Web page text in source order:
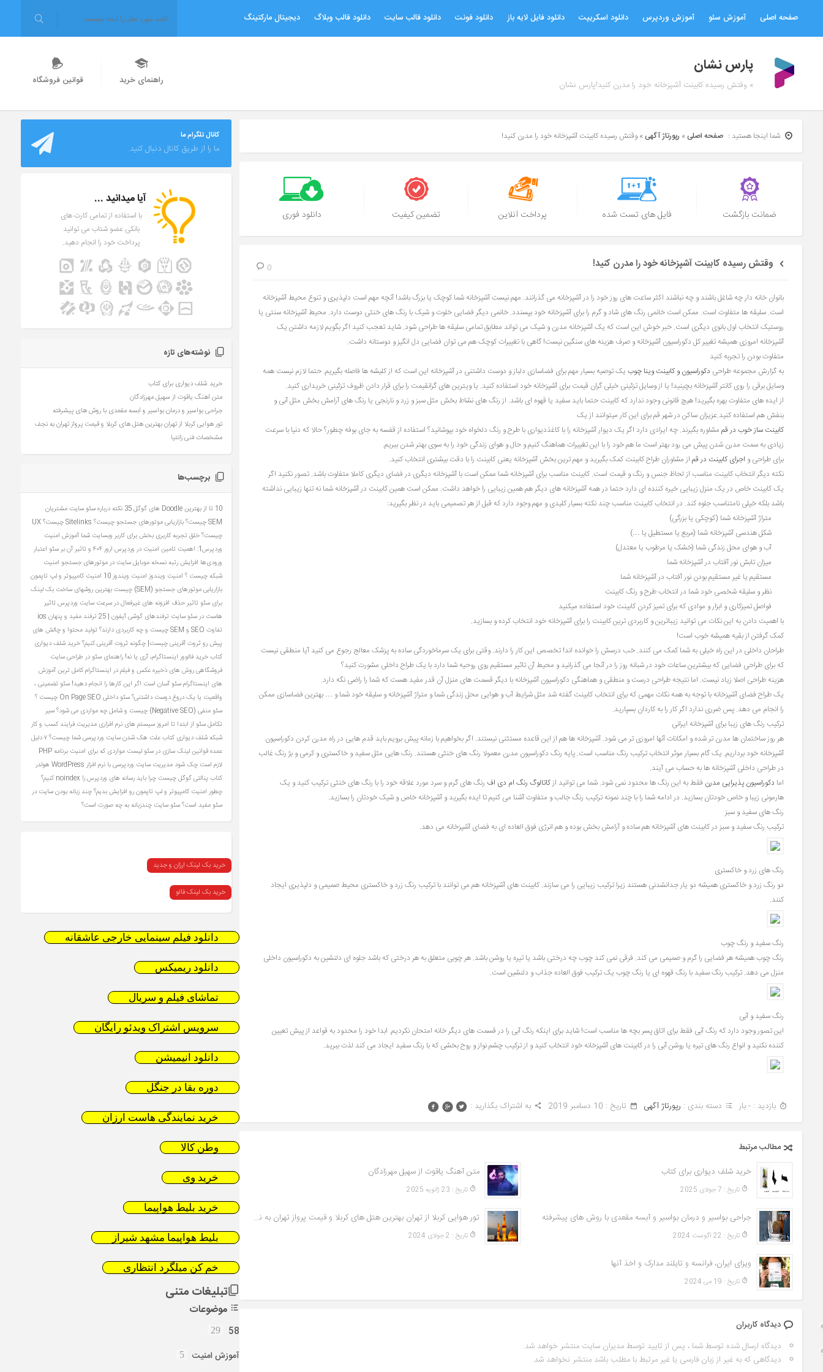
صفحه اصلی آموزش سئو آموزش وردپرس دانلود اسکریپت دانلود فایل لایه باز دانلود فونت دانلود قالب سایت دانلود قالب وبلاگ دیجیتال مارکتینگ
پارس نشان
» وقتش رسیده کابینت آشپزخانه خود را مدرن کنید!پارس نشان راهنمای خرید قوانین فروشگاه
شما اینجا هستید : صفحه اصلی» رپورتاژ آگهی» وقتش رسیده کابینت آشپزخانه خود را مدرن کنید!
ضمانت بازگشت فایل های تست شده پرداخت آنلاین تضمین کیفیت دانلود فوری
وقتش رسیده کابینت آشپزخانه خود را مدرن کنید! 0
بانوان خانه دار چه شاغل باشند و چه نباشند اکثر ساعت های روز خود را در آشپزخانه می گذرانند. مهم نیست آشپزخانه شما کوچک یا بزرگ باشد! آنچه مهم است دلپذیری و تنوع محیط آشپزخانه
است. سلیقه ها متفاوت است. ممکن است خانمی رنگ های شاد و گرم را برای آشپزخانه خود بپسندد. خانمی دیگر فضایی خلوت و شیک با رنگ های خنثی دوست دارد. محیط آشپزخانه سنتی یا
روستیک انتخاب اول بانوی دیگری است. خبر خوش این است که یک آشپزخانه مدرن و شیک می تواند مطابق تمامی سلیقه ها طراحی شود. شاید تعجب کنید اگر بگویم لازمه داشتن یک
آشپزخانه امروزی همیشه تغییر کل دکوراسیون آشپزخانه و صرف هزینه های سنگین نیست! گاهی با تغییرات کوچک هم می توان فضایی دل انگیز و دوستانه داشت.
متفاوت بودن را تجربه کنید
به گزارش مجموعه طراحی دکوراسیون و کابینت وینا چوبیک توصیه بسیار مهم برای فضاسازی دلباز و دوست داشتنی در آشپزخانه این است که از کلیشه ها فاصله بگیریم. حتما لازم نیست همه
وسایل برقی را روی کانتر آشپزخانه بچینید! یا از وسایل تزئینی خیلی گران قیمت برای آشپزخانه خود استفاده کنید. یا ویترین های گرانقیمت را برای قرار دادن ظروف تزئینی خریداری کنید.
از ایده های متفاوت بهره بگیرید! هیچ قانونی وجود ندارد که کابینت حتما باید سفید یا قهوه ای باشد. از رنگ های نشاط بخش مثل سبز و زرد و نارنجی یا رنگ های آرامش بخش مثل آبی و
بنفش هم استفاده کنید.عزیزان ساکن در شهر قم برای این کار میتوانند از یک
کابینت ساز خوب در قممشاوره بگیرند. چه ایرادی دارد اگر یک دیوار آشپزخانه را با کاغذدیواری با طرح و رنگ دلخواه خود بپوشانید؟ استفاده از قفسه به جای بوفه چطور؟ حالا که دنیا با سرعت
زیادی به سمت مدرن شدن پیش می رود بهتر است ما هم خود را با این تغییرات هماهنگ کنیم و حال و هوای زندگی خود را به سوی بهتر شدن ببریم.
برای طراحی و اجرای کابینت در قماز مشاوران طراح کابینت کمک بگیرید و مهم ترین بخش آشپزخانه یعنی کابینت را با دقت بیشتری انتخاب کنید.
نکته دیگر انتخاب کابینت مناسب از لحاظ جنس و رنگ و قیمت است. کابینت مناسب برای آشپزخانه شما ممکن است با آشپزخانه دیگری در فضای دیگری کاملا متفاوت باشد. تصور نکنید اگر
یک کابینت خاص در یک منزل زیبایی خیره کننده ای دارد حتما در همه آشپزخانه های دیگر هم همین زیبایی را خواهد داشت. ممکن است همین کابینت در آشپزخانه شما نه تنها زیبایی نداشته
باشد بلکه خیلی نامتناسب جلوه کند. در انتخاب کابینت مناسب چند نکته بسیار کلیدی و مهم وجود دارد که قبل از هر تصمیمی باید در نظر بگیرید:
متراژ آشپزخانه شما (کوچکی یا بزرگی)
شکل هندسی آشپزخانه شما (مربع یا مستطیل یا …)
آب و هوای محل زندگی شما (خشک یا مرطوب یا معتدل)
میزان تابش نور آفتاب در آشپزخانه شما
مستقیم یا غیر مستقیم بودن نور آفتاب در آشپزخانه شما
نظر و سلیقه شخصی خود شما در انتخاب طرح و رنگ کابینت
فواصل تمیزکاری و ابزار و موادی که برای تمیز کردن کابینت خود استفاده میکنید
با اهمیت دادن به این نکات می توانید زیباترین و کاربردی ترین کابینت را برای آشپزخانه خود انتخاب کرده و بسازید.
کمک گرفتن از بقیه همیشه خوب است!
طراحان داخلی در این راه خیلی به شما کمک می کنند. خب درسش را خوانده اند! تخصص این کار را دارند. وقتی برای یک سرماخوردگی ساده به پزشک معالج رجوع می کنید آیا منطقی نیست
که برای طراحی فضایی که بیشترین ساعات خود در شبانه روز را در آنجا می گذرانید و محیط آن تاثیر مستقیم روی روحیه شما دارد با یک طراح داخلی مشورت کنید؟
هزینه طراحی اصلا زیاد نیست. اما نتیجه طراحی درست و منطقی و هماهنگی دکوراسیون آشپزخانه با دیگر قسمت های منزل آن قدر مفید هست که شما را راضی نگه دارد.
یک طراح فضای آشپزخانه با توجه به همه نکات مهمی که برای انتخاب کابینت گفته شد مثل شرایط آب و هوایی محل زندگی شما و متراژ آشپزخانه و سلیقه خود شما و … بهترین فضاسازی ممکن
را انجام می دهد. پس ضرری ندارد اگر کار را به کاردان بسپارید.
ترکیب رنگ های زیبا برای آشپزخانه ایرانی
هر روز ساختمان ها مدرن تر شده و امکانات آنها امروزی تر می شود. آشپزخانه ها هم از این قاعده مستثنی نیستند. اگر بخواهیم با زمانه پیش برویم باید قدم هایی در راه مدرن کردن دکوراسیون
آشپزخانه خود برداریم. یک گام بسیار موثر انتخاب ترکیب رنگ مناسب است. پایه رنگ دکوراسیون مدرن معمولا رنگ های خنثی هستند. رنگ هایی مثل سفید و خاکستری و کرمی و بژ رنگ غالب
در طراحی داخلی آشپزخانه ها به حساب می آیند.
اما دکوراسیون پذیرایی مدرن فقط به این رنگ ها محدود نمی شود. شما می توانید ازکاتالوگ رنگ ام دی اف رنگ های گرم و سرد مورد علاقه خود را با رنگ های خنثی ترکیب کنید و یک
هارمونی زیبا و خاص خودتان بسازید. در ادامه شما را با چند نمونه ترکیب رنگ جالب و متفاوت آشنا می کنیم تا ایده بگیرید و آشپزخانه خاص و شیک خودتان را بسازید.
رنگ های سفید و سبز
ترکیب رنگ سفید و سبز در کابینت های آشپزخانه هم ساده و آرامش بخش بوده و هم انرژی فوق العاده ای به فضای آشپزخانه می دهد.
رنگ های زرد و خاکستری
دو رنگ زرد و خاکستری همیشه دو یار جدانشدنی هستند زیرا ترکیب زیبایی را می سازند. کابینت های آشپزخانه هم می توانند با ترکیب رنگ زرد و خاکستری محیط صمیمی و دلپذیری ایجاد
کنند.
رنگ سفید و رنگ چوب
رنگ چوب همیشه هر فضایی را گرم و صمیمی می کند. فرقی نمی کند چوب چه درختی باشد یا تیره یا روشن باشد. هر چوبی متعلق به هر درختی که باشد جلوه ای دلنشین به دکوراسیون داخلی
منزل می دهد. ترکیب رنگ سفید با رنگ قهوه ای یا رنگ چوب یک ترکیب فوق العاده جذاب و دلنشین است.
رنگ سفید و آبی
این تصور وجود دارد که رنگ آبی فقط برای اتاق پسر بچه ها مناسب است! شاید برای اینکه رنگ آبی را در قسمت های دیگر خانه امتحان نکردیم. ابدا خود را محدود به قواعد از پیش تعیین
کننده نکنید و انواع رنگ های تیره یا روشن آبی را در کابینت های آشپزخانه خود انتخاب کنید و از ترکیب چشم نواز و روح بخشی که با رنگ سفید ایجاد می کند لذت ببرید.
بازدید : - بار دسته بندی : رپورتاژ آگهی تاريخ : 10 دسامبر 2019 به اشتراک بگذارید :
مطالب مرتبط
خرید شلف دیواری برای کتاب
تاريخ : 7 جولای 2025
متن آهنگ یاقوت از سهیل مهرزادگان
تاريخ : 23 ژانویه 2025
جراحی بواسیر و درمان بواسیر و آبسه مقعدی با روش های پیشرفته
تاريخ : 22 آگوست 2024
تور هوایی کربلا از تهران بهترین هتل های کربلا و قیمت پرواز تهران به نجف
تاريخ : 2 جولای 2024
ویزای ایران، فرانسه و تایلند مدارک و اخذ آنها
تاريخ : 19 می 2024
دیدگاه کاربران
دیدگاه ارسال شده توسط شما ، پس از تایید توسط مدیران سایت منتشر خواهد شد.
دیدگاهی که به غیر از زبان فارسی یا غیر مرتبط با مطلب باشد منتشر نخواهد شد.
کانال تلگرام ما
ما را از طریق کانال دنبال کنید.
آیا میدانید ...
با استفاده از تمامی کارت های
بانکی عضو شتاب می توانید
پرداخت خود را انجام دهید.
نوشته‌های تازه
خرید شلف دیواری برای کتاب
متن آهنگ یاقوت از سهیل مهرزادگان
جراحی بواسیر و درمان بواسیر و آبسه مقعدی با روش های پیشرفته
تور هوایی کربلا از تهران بهترین هتل های کربلا و قیمت پرواز تهران به نجف
مشخصات فنی زانتیا
برچسب‌ها
10 تا از بهترین Doodle های گوگل
35 نکته درباره سئو سایت مشتریان
SEM چیست؟ بازاریابی موتورهای جستجو چیست؟
Sitelinks چیست؟
UX
چیست؟ خلق تجربه کاربری بخش برای کاربر وبسایت شما آموزش امنیت
وردپرس1: اهمیت تامین امنیت در وردپرس
ارور ۴۰۴ و تاثیر آن بر سئو
اعتبار
ورودی‌ها افزایش رتبه نسخه موبایل سایت در موتورهای جستجو امنیت
شبکه چیست ؟ امنیت ویندوز امنیت ویندوز 10
امنیت کامپیوتر و لپ تاپمون
بازاریابی موتورهای جستجو (SEM) چیست
بهترین روشهای ساخت بک لینک
برای سئو تاثیر حذف افزونه های غیرفعال در سرعت سایت وردپرس تاثیر
هاست در سئو سایت ترفندهای گوشی آیفون | 25 ترفند مفید و پنهان ios
تفاوت SEO و SEM چیست و چه کاربردی دارند؟
تولید محتوا و چالش های
پیش روثروت آفرینی چیست| چگونه ثروت آفرینی کنیم؟خرید شلف دیواری
کتابخرید فالوور اینستاگرام، آری یا نه! راهنمای سئو در طراحی سایت
فروشگاهیروش های ذخیره عکس و فیلم در اینستاگرام کامل ترین آموزش
های اینستاگرامسئو آسان است اگر این کارها را انجام دهید! سئو تضمینی ،
واقعیت یا یک دروغ دوست‌ داشتنی؟سئو داخلی On Page SEO چیست ؟
سئو منفی (Negative SEO) چیست و شامل چه مواردی می شود؟
سیر
تکامل سئو از ابتدا تا امروز سیستم های نرم افزاری مدیریت فرایند کسب و کار
شبکهشلف دیواری کتاب
علت هک شدن سایت وردپرسی شما چیست؟ ۷ دلیل
عمدهقوانین لینک سازی در سئو
لیست مواردی که برای امنیت برنامه PHP
لازم است چک شود مدیریت سایت وردپرسی با نرم افزار WordPress
هولدر
کتاب پنالتی گوگل چیست چرا باید رسانه های وردپرس را noindex کنیم؟
چطور امنیت کامپیوتر و لپ تاپمون رو افزایش بدیم؟چند زبانه بودن سایت در
سئو مفید است؟ سئو سایت چندزبانه به چه صورت است؟
خرید بک لینک ارزان و جدید
خرید بک لینک فالو
دانلود فیلم سینمایی خارجی عاشقانه
دانلود ریمیکس
تماشای فیلم و سریال
سرویس اشتراک ویدئو رایگان
دانلود انیمیشن
دوره بقا در جنگل
خرید نمایندگی هاست ارزان
وطن کالا
خرید وی
خرید بلیط هواپیما
بلیط هواپیما مشهد شیراز
خم کن میلگرد انتظاری
تبلیغات متنی
موضوعات
58
29
آموزش امنیت 5